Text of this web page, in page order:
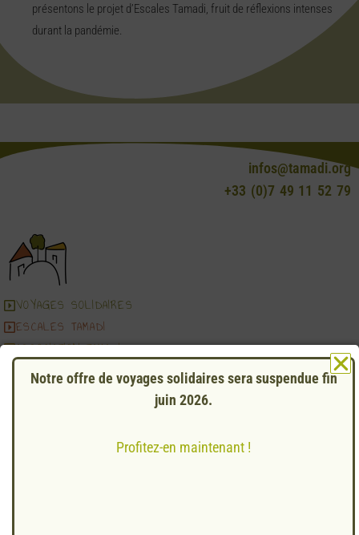
présentons le projet d’Escales Tamadi, fruit de réflexions intenses
durant la pandémie.
infos@tamadi.org
+33 (0)7 49 11 52 79
VOYAGES SOLIDAIRES
ESCALES TAMADI
ASSOCIATION TAMADI
Mentions légales
Notre offre de voyages solidaires sera suspendue fin
juin 2026.
Profitez-en maintenant !